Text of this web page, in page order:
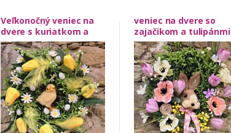
Veľkonočný veniec na
dvere s kuriatkom a
tulipánmi
veniec na dvere so
zajačikom a tulipánmi